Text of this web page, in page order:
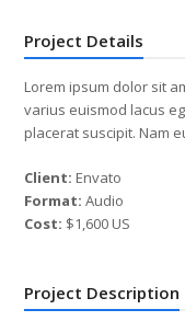
Project Details
Lorem ipsum dolor sit
varius euismod lacus
placerat suscipit. Nam
Client: Envato
Format: Audio
Cost: $1,600 US
Project Description